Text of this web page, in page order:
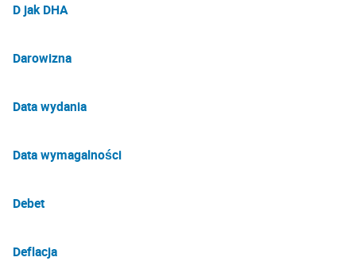
D jak DHA
Darowizna
Data wydania
Data wymagalności
Debet
Deflacja